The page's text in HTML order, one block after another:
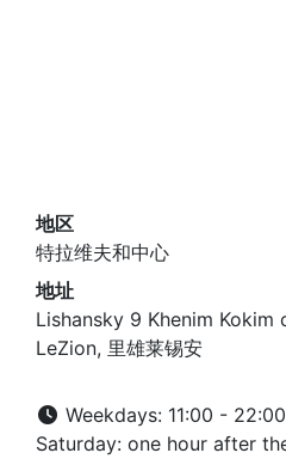
地区
特拉维夫和中心
地址
Lishansky 9 Khenim Kokim
LeZion, 里雄莱锡安
Weekdays: 11:00 -
Saturday: one hour after